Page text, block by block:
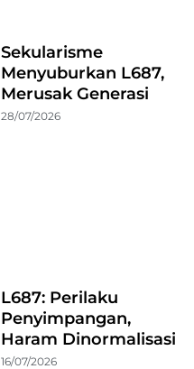
Sekularisme
Menyuburkan L687,
Merusak Generasi
28/07/2026
L687: Perilaku
Penyimpangan,
Haram Dinormalisasi
16/07/2026